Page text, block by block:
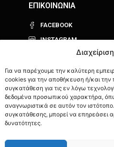
Για να παρέχουμε την καλύτερη
cookies για την αποθήκευση ή/και
συγκατάθεση για τις εν λόγω
δεδομένα προσωπικού χαρακτήρα,
αναγνωριστικά σε αυτόν τον
συγκατάθεσης, μπορεί να επηρεάσει
δυνατότητες.
ΕΠΙΚΟΙΝΩΝΙΑ
FACEBOOK
INSTAGRAM